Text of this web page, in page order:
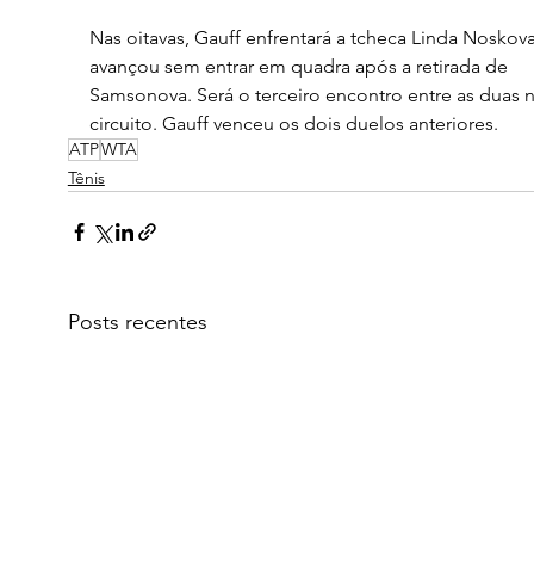
Nas oitavas, Gauff enfrentará a tcheca Linda
avançou sem entrar em quadra após a retirada de
Samsonova. Será o terceiro encontro entre as duas
circuito. Gauff venceu os dois duelos anteriores.
ATPWTA
Tênis
Posts recentes